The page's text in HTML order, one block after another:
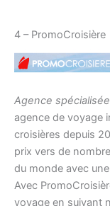
4 – PromoCroisière
Agence
agence de voyage
croisières depuis
prix vers de
du monde avec
Avec
voyage en suivant